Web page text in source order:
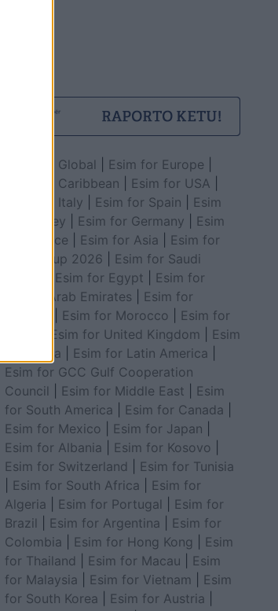
Esim for Global Esim for Europe
Esim for Caribbean
Esim for USA
Esim for Italy
Esim for Spain
Esim
for Turkey
Esim for Germany
Esim
for Greece
Esim for Asia
Esim for
World Cup 2026
Esim for Saudi
Esim for Egypt
Esim for
United Arab Emirates
Esim for
Esim for Morocco
Esim for
Esim for United Kingdom
Esim
for Africa
Esim for Latin America
Esim for GCC Gulf Cooperation
Council
Esim for Middle East
Esim
for South America
Esim for Canada
Esim for Mexico
Esim for Japan
Esim for Albania
Esim for Kosovo
Esim for Switzerland
Esim for Tunisia
Esim for South Africa
Esim for
Algeria
Esim for Portugal
Esim for
Brazil
Esim for Argentina
Esim for
Colombia
Esim for Hong Kong
Esim
for Thailand
Esim for Macau
Esim
for Malaysia
Esim for Vietnam
Esim
for South Korea
Esim for Austria